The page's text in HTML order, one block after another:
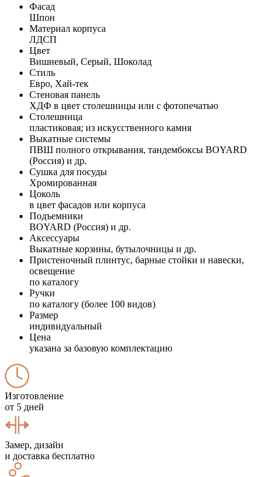
Фасад
Шпон
Материал корпуса
ЛДСП
Цвет
Вишневый, Серый, Шоколад
Стиль
Евро, Хай-тек
Стеновая панель
ХДФ в цвет столешницы или с фотопечатью
Столешница
пластиковая; из искусственного камня
Выкатные системы
ПВШ полного открывания, тандембоксы BOYARD
(Россия) и др.
Сушка для посуды
Хромированная
Цоколь
в цвет фасадов или корпуса
Подъемники
BOYARD (Россия) и др.
Аксессуары
Выкатные корзины, бутылочницы и др.
Пристеночный плинтус, барные стойки и навески,
освещение
по каталогу
Ручки
по каталогу (более 100 видов)
Размер
индивидуальный
Цена
указана за базовую комплектацию
Изготовление
от 5 дней
Замер, дизайн
и доставка бесплатно